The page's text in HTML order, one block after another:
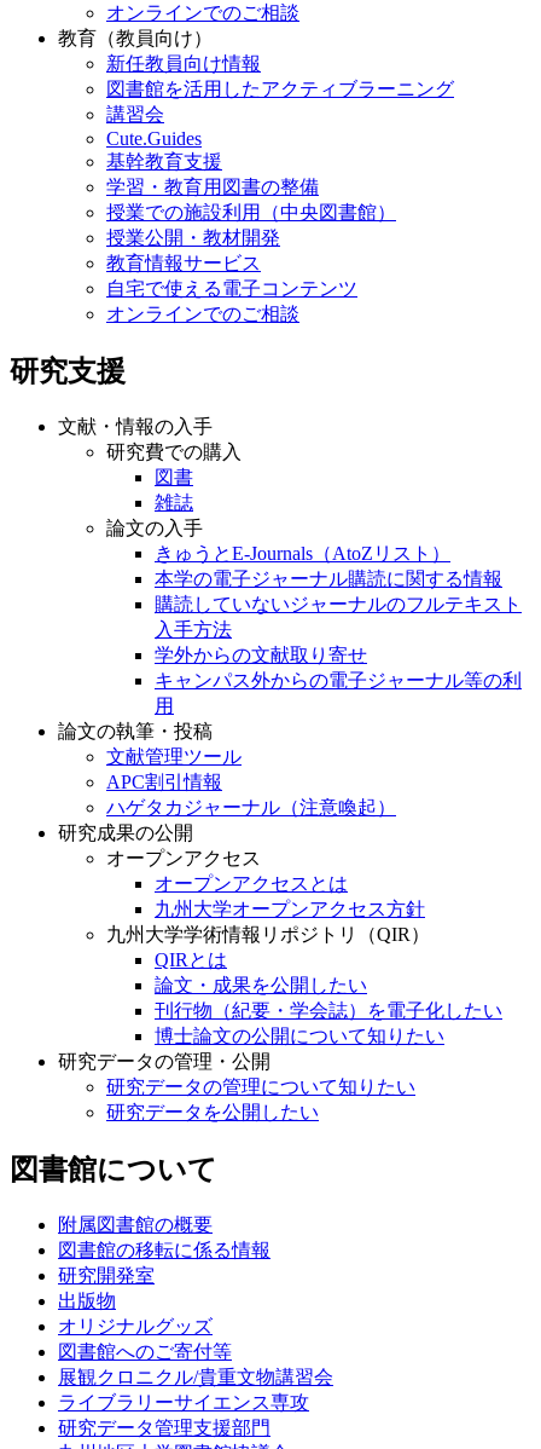
オンラインでのご相談
教育（教員向け）
新任教員向け情報
図書館を活用したアクティブラーニング
講習会
Cute.Guides
基幹教育支援
学習・教育用図書の整備
授業での施設利用（中央図書館）
授業公開・教材開発
教育情報サービス
自宅で使える電子コンテンツ
オンラインでのご相談
研究支援
文献・情報の入手
研究費での購入
図書
雑誌
論文の入手
きゅうとE-Journals（AtoZリスト）
本学の電子ジャーナル購読に関する情報
購読していないジャーナルのフルテキスト
入手方法
学外からの文献取り寄せ
キャンパス外からの電子ジャーナル等の利
用
論文の執筆・投稿
文献管理ツール
APC割引情報
ハゲタカジャーナル（注意喚起）
研究成果の公開
オープンアクセス
オープンアクセスとは
九州大学オープンアクセス方針
九州大学学術情報リポジトリ（QIR）
QIRとは
論文・成果を公開したい
刊行物（紀要・学会誌）を電子化したい
博士論文の公開について知りたい
研究データの管理・公開
研究データの管理について知りたい
研究データを公開したい
図書館について
附属図書館の概要
図書館の移転に係る情報
研究開発室
出版物
オリジナルグッズ
図書館へのご寄付等
展観クロニクル/貴重文物講習会
ライブラリーサイエンス専攻
研究データ管理支援部門